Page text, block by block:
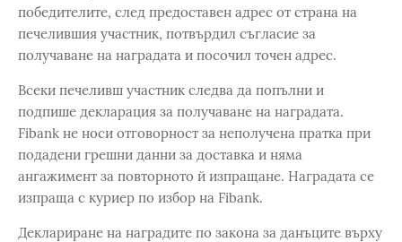
победителите, след предоставен адрес от страна на
печелившия участник, потвърдил съгласие за
получаване на наградата и посочил точен адрес.
Всеки печеливш участник следва да попълни и
подпише декларация за получаване на наградата.
Fibank не носи отговорност за неполучена пратка при
подадени грешни данни за доставка и няма
ангажимент за повторното й изпращане. Наградата се
изпраща с куриер по избор на Fibank.
Деклариране на наградите по закона за данъците върху